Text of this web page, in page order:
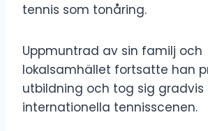
tennis som tonåring.
Uppmuntrad av sin familj och
lokalsamhället fortsatte han
utbildning och tog sig gradvis
internationella tennisscenen.